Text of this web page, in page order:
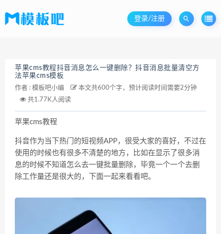
登录/注册
苹果cms教程抖音消息怎么一键删除？抖音消息批量清空方
法苹果cms模板
作者 : 模板吧小编
本文共600个字，预计阅读时间需要2分钟
共1.77K人阅读
苹果cms教程
抖音作为当下热门的短视频APP，很受大家的喜好，不过在
使用的时候也有很多不清楚的地方，比如在显示了很多消
息的时候不知道怎么去一键批量删除，毕竟一个一个去删
除工作量还是很大的，下面一起来看看吧。